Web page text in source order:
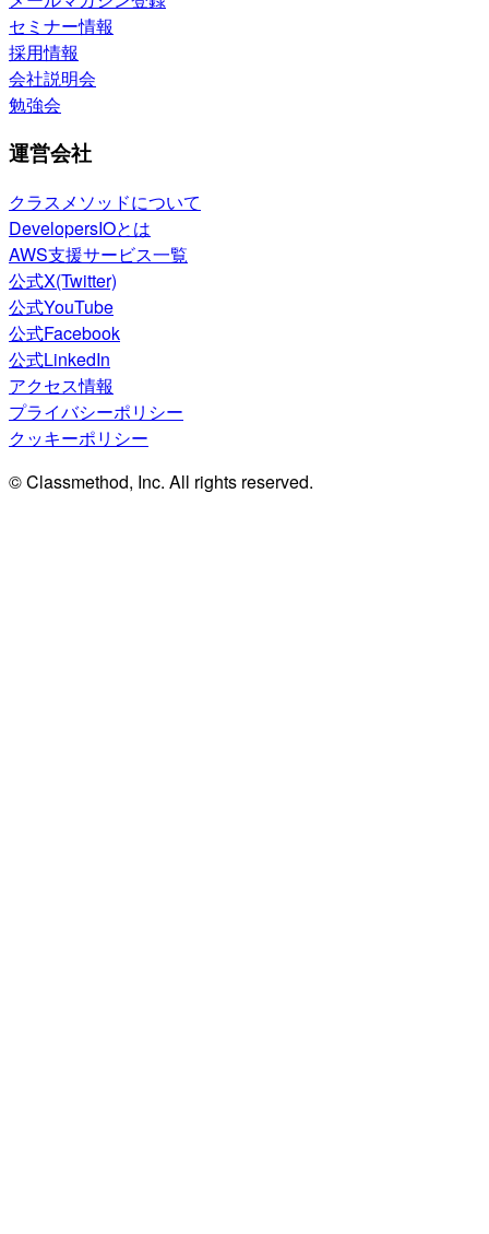
セミナー情報
採用情報
会社説明会
勉強会
運営会社
クラスメソッドについて
DevelopersIOとは
AWS支援サービス一覧
公式X(Twitter)
公式YouTube
公式Facebook
公式LinkedIn
アクセス情報
プライバシーポリシー
クッキーポリシー
© Classmethod, Inc. All rights reserved.